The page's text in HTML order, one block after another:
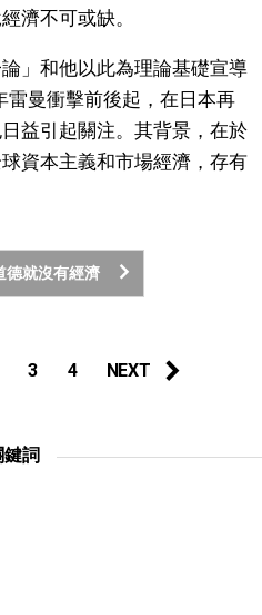
濟不可或缺。
」和他以此為理論基礎宣導
曼衝擊前後起，在日本再
益引起關注。其背景，在於
資本主義和市場經濟，存有
德就沒有經濟
3 4 NEXT
鍵詞